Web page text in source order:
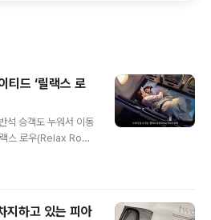
티드 ‘릴랙스 로
석 승객도 누워서 이동
스 로우(Relax Ro
럼 활용할 수 있도록
지하고 있는 피아